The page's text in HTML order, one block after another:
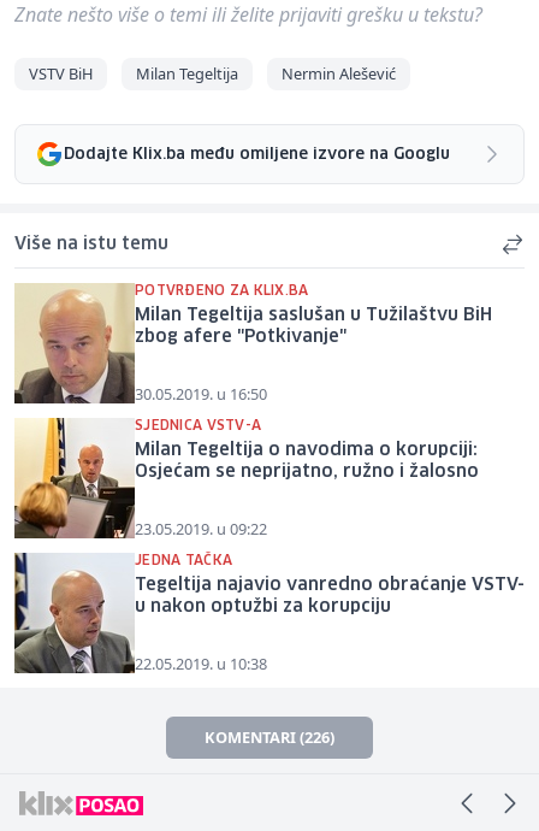
Znate nešto više o temi ili želite prijaviti grešku u tekstu?
VSTV BiH Milan Tegeltija Nermin Alešević
Dodajte Klix.ba među omiljene izvore na Googlu
Više na istu temu
POTVRĐENO ZA KLIX.BA
Milan Tegeltija saslušan u Tužilaštvu BiH
zbog afere "Potkivanje"
30.05.2019. u 16:50
SJEDNICA VSTV-A
Milan Tegeltija o navodima o korupciji:
Osjećam se neprijatno, ružno i žalosno
23.05.2019. u 09:22
JEDNA TAČKA
Tegeltija najavio vanredno obraćanje VSTV-
u nakon optužbi za korupciju
22.05.2019. u 10:38
KOMENTARI (226)